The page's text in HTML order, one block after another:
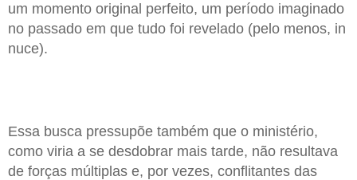
um momento original perfeito, um período imaginado
no passado em que tudo foi revelado (pelo menos, in
nuce).
Essa busca pressupõe também que o ministério,
como viria a se desdobrar mais tarde, não resultava
de forças múltiplas e, por vezes, conflitantes das